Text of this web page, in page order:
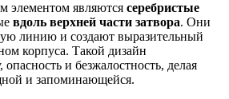
элементом являются серебристые
вдоль верхней части затвора. Они
линию и создают выразительный
корпуса. Такой дизайн
и безжалостность, делая
и запоминающейся.